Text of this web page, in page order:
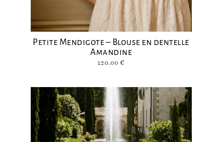
Petite Mendigote – Blouse en dentelle
Amandine
120.00 €